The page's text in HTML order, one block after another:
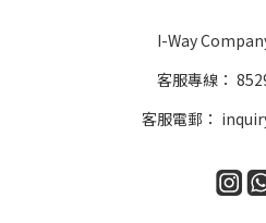
I-Way
客服專線：
客服電郵：